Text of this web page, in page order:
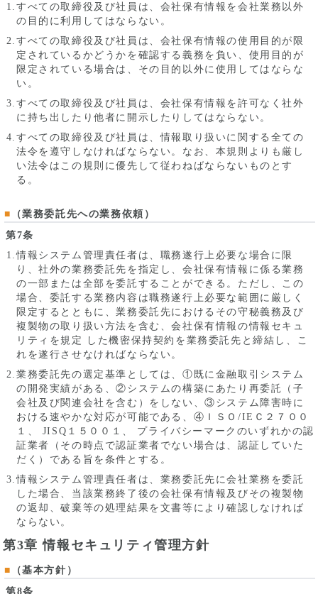
すべての取締役及び社員は、会社保有情報を会社業務以外
の目的に利用してはならない。
すべての取締役及び社員は、会社保有情報の使用目的が限
定されているかどうかを確認する義務を負い、使用目的が
限定されている場合は、その目的以外に使用してはならな
い。
すべての取締役及び社員は、会社保有情報を許可なく社外
に持ち出したり他者に開示したりしてはならない。
すべての取締役及び社員は、情報取り扱いに関する全ての
法令を遵守しなければならない。なお、本規則よりも厳し
い法令はこの規則に優先して従わねばならないものとす
る。
（業務委託先への業務依頼）
第7条
情報システム管理責任者は、職務遂行上必要な場合に限
り、社外の業務委託先を指定し、会社保有情報に係る業務
の一部または全部を委託することができる。ただし、この
場合、委託する業務内容は職務遂行上必要な範囲に厳しく
限定するとともに、業務委託先におけるその守秘義務及び
複製物の取り扱い方法を含む、会社保有情報の情報セキュ
リティを規定 した機密保持契約を業務委託先と締結し、こ
れを遂行させなければならない。
業務委託先の選定基準としては、①既に金融取引システム
の開発実績がある、②システムの構築にあたり再委託（子
会社及び関連会社を含む）をしない、③システム障害時に
おける速やかな対応が可能である、④ＩＳＯ/IEＣ２７００
１、 JISQ１５００１、 プライバシーマークのいずれかの認
証業者（その時点で認証業者でない場合は、認証していた
だく）である旨を条件とする。
情報システム管理責任者は、業務委託先に会社業務を委託
した場合、当該業務終了後の会社保有情報及びその複製物
の返却、破棄等の処理結果を文書等により確認しなければ
ならない。
第3章 情報セキュリティ管理方針
（基本方針）
第8条